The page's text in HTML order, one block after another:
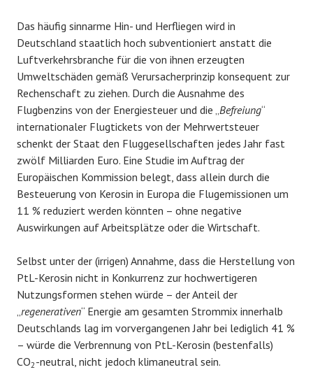
Das häufig sinnarme Hin- und Herfliegen wird in
Deutschland staatlich hoch subventioniert anstatt die
Luftverkehrsbranche für die von ihnen erzeugten
Umweltschäden gemäß Verursacherprinzip konsequent zur
Rechenschaft zu ziehen. Durch die Ausnahme des
Flugbenzins von der Energiesteuer und die „ Befreiung“
internationaler Flugtickets von der Mehrwertsteuer
schenkt der Staat den Fluggesellschaften jedes Jahr fast
zwölf Milliarden Euro. Eine Studie im Auftrag der
Europäischen Kommission belegt, dass allein durch die
Besteuerung von Kerosin in Europa die Flugemissionen um
11 % reduziert werden könnten – ohne negative
Auswirkungen auf Arbeitsplätze oder die Wirtschaft.
Selbst unter der (irrigen) Annahme, dass die Herstellung von
PtL-Kerosin nicht in Konkurrenz zur hochwertigeren
Nutzungsformen stehen würde – der Anteil der
regenerativen“ Energie am gesamten Strommix innerhalb
Deutschlands lag im vorvergangenen Jahr bei lediglich 41 %
– würde die Verbrennung von PtL-Kerosin (bestenfalls)
CO2 -neutral, nicht jedoch klimaneutral sein.